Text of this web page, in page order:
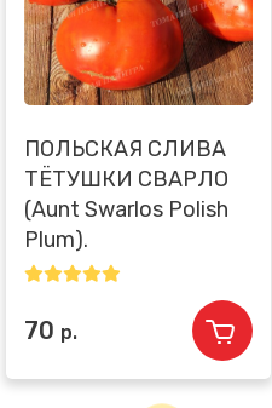
ПОЛЬСКАЯ СЛИВА
ТЁТУШКИ СВАРЛО
(Aunt Swarlos Polish
Plum).
70 р.